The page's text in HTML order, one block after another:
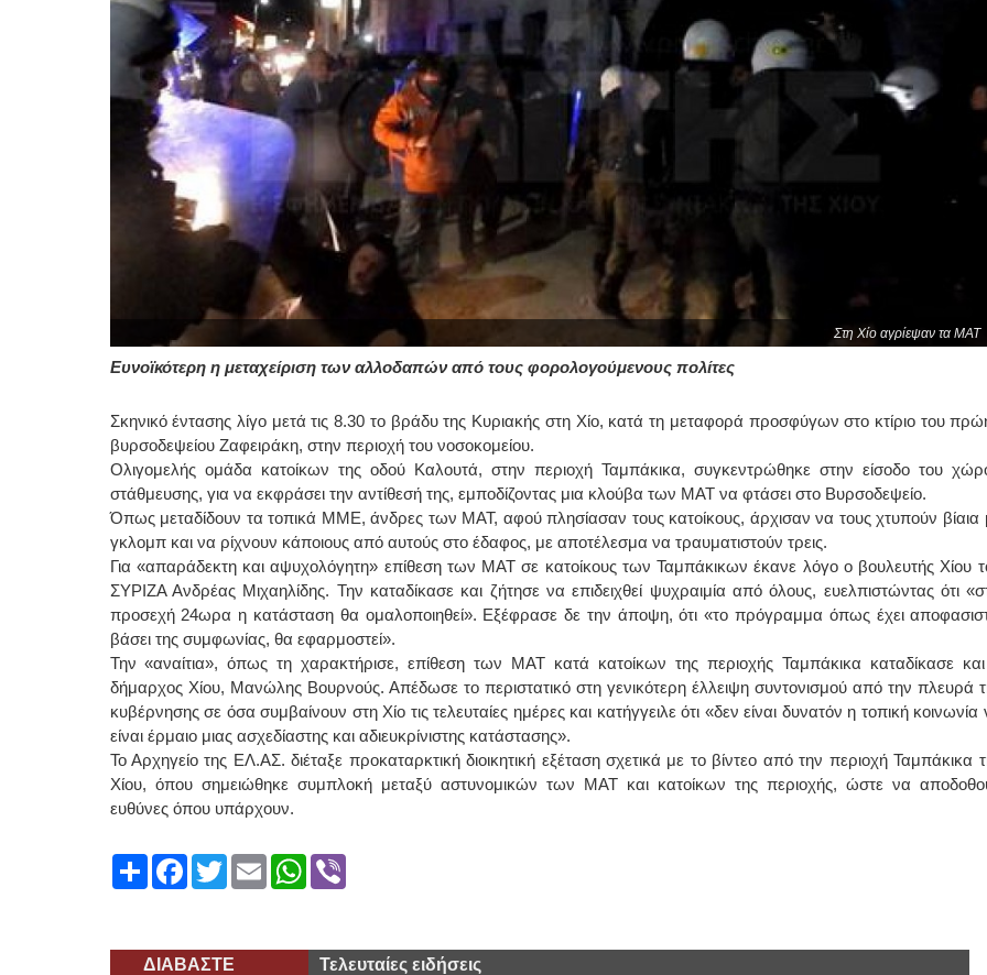
Στη Χίο αγρίεψαν τα ΜΑΤ
Ευνοϊκότερη η μεταχείριση των αλλοδαπών από τους φορολογούμενους πολίτες
Σκηνικό έντασης λίγο μετά τις 8.30 το βράδυ της Κυριακής στη Χίο, κατά τη μεταφορά προσφύγων στο κτίριο του
βυρσοδεψείου Ζαφειράκη, στην περιοχή του νοσοκομείου.
Ολιγομελής ομάδα κατοίκων της οδού Καλουτά, στην περιοχή Ταμπάκικα, συγκεντρώθηκε στην είσοδο του
στάθμευσης, για να εκφράσει την αντίθεσή της, εμποδίζοντας μια κλούβα των ΜΑΤ να φτάσει στο Βυρσοδεψείο.
Όπως μεταδίδουν τα τοπικά ΜΜΕ, άνδρες των ΜΑΤ, αφού πλησίασαν τους κατοίκους, άρχισαν να τους χτυπούν βίαια
γκλομπ και να ρίχνουν κάποιους από αυτούς στο έδαφος, με αποτέλεσμα να τραυματιστούν τρεις.
Για «απαράδεκτη και αψυχολόγητη» επίθεση των ΜΑΤ σε κατοίκους των Ταμπάκικων έκανε λόγο ο βουλευτής Χίου
ΣΥΡΙΖΑ Ανδρέας Μιχαηλίδης. Την καταδίκασε και ζήτησε να επιδειχθεί ψυχραιμία από όλους, ευελπιστώντας ότι
προσεχή 24ωρα η κατάσταση θα ομαλοποιηθεί». Εξέφρασε δε την άποψη, ότι «το πρόγραμμα όπως έχει
βάσει της συμφωνίας, θα εφαρμοστεί».
Την «αναίτια», όπως τη χαρακτήρισε, επίθεση των ΜΑΤ κατά κατοίκων της περιοχής Ταμπάκικα καταδίκασε
δήμαρχος Χίου, Μανώλης Βουρνούς. Απέδωσε το περιστατικό στη γενικότερη έλλειψη συντονισμού από την πλευρά
κυβέρνησης σε όσα συμβαίνουν στη Χίο τις τελευταίες ημέρες και κατήγγειλε ότι «δεν είναι δυνατόν η τοπική κοινωνία
είναι έρμαιο μιας ασχεδίαστης και αδιευκρίνιστης κατάστασης».
Το Αρχηγείο της ΕΛ.ΑΣ. διέταξε προκαταρκτική διοικητική εξέταση σχετικά με το βίντεο από την περιοχή Ταμπάκικα
Χίου, όπου σημειώθηκε συμπλοκή μεταξύ αστυνομικών των ΜΑΤ και κατοίκων της περιοχής, ώστε να
ευθύνες όπου υπάρχουν.
ShareFacebook
TwitterEmailWhatsApp
Viber
ΔΙΑΒΑΣΤΕ Τελευταίες ειδήσεις
ΧΕΙΡΟΥΡΓΟΣ
ΟΦΘΑΛΜΙΑΤΡΟΣ
Διδάκτωρ Ιατρικής Σχολής
Πανεπιστημίου Αθηνών
Καλλιπόλεως 3,Νέα Σμύρνη,
τηλ:210-9320215
Καβέτσου 10, Μυτιλήνη, τηλ:
2251038065
Έλενα Μπούμπα
Στρατιωτικός Ιατρός
Διδ.Παν.Αθηνών
2102467085 & 6938502258
email- elenboumpa@gmail.com